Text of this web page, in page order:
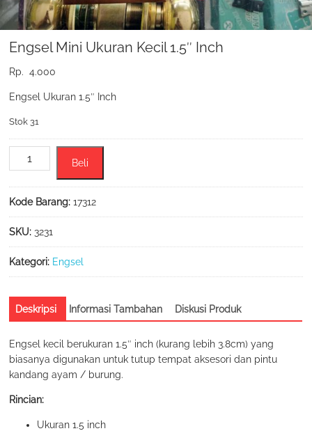
Engsel Mini Ukuran Kecil 1.5″ Inch
Rp. 4.000
Engsel Ukuran 1.5″ Inch
Stok 31
Engsel
Ukuran
Kecil
1.5"
Inch
Beli
Kode Barang:17312
SKU: 3231
Kategori: Engsel
Deskripsi Informasi Tambahan Diskusi Produk
Engsel kecil berukuran 1.5″ inch (kurang lebih 3.8cm) yang
biasanya digunakan untuk tutup tempat aksesori dan pintu
kandang ayam / burung.
Rincian:
Ukuran 1.5 inch